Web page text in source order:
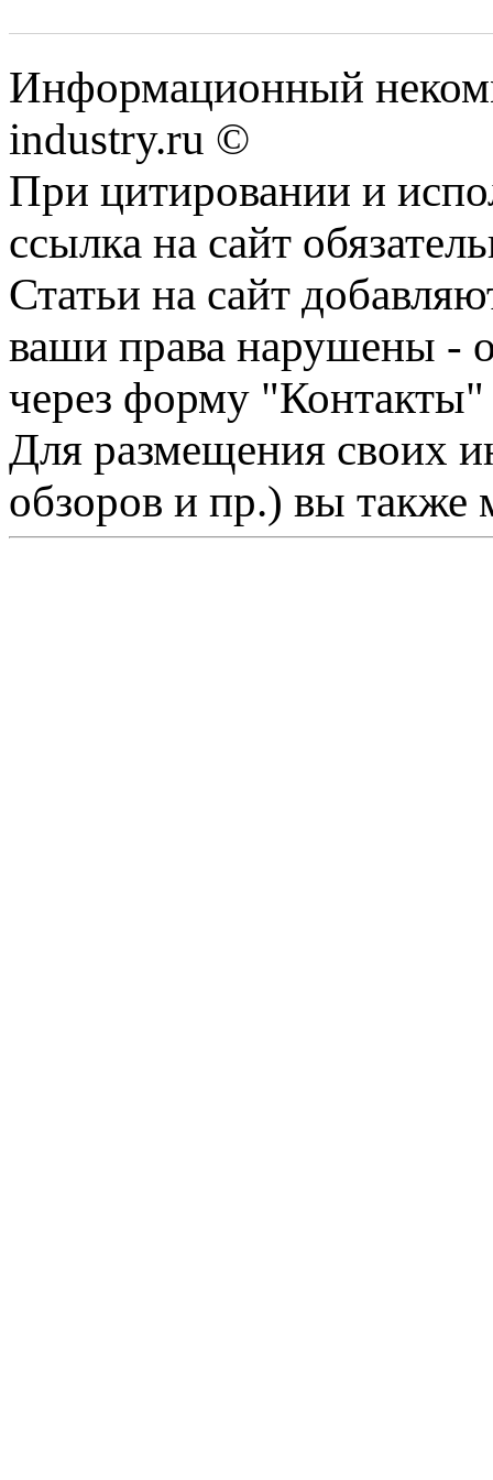
Информационный
industry.ru ©
При цитировании и
ссылка на сайт
Статьи на сайт
ваши права нарушены -
через форму "Контакты"
Для размещения своих
обзоров и пр.) вы также